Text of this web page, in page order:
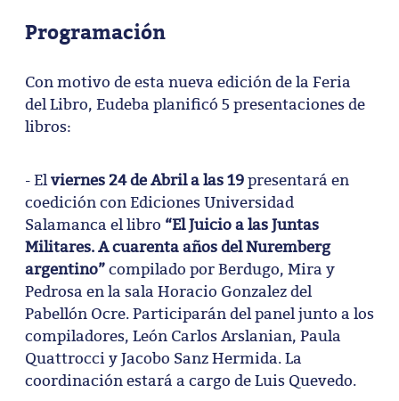
Programación
Con motivo de esta nueva edición de la Feria
del Libro, Eudeba planificó 5 presentaciones de
libros:
- Elviernes 24 de Abril a las 19presentará en
coedición con Ediciones Universidad
Salamanca el libro “El Juicio a las Juntas
Militares. A cuarenta años del Nuremberg
argentino”compilado por Berdugo, Mira y
Pedrosa en la sala Horacio Gonzalez del
Pabellón Ocre. Participarán del panel junto a los
compiladores, León Carlos Arslanian, Paula
Quattrocci y Jacobo Sanz Hermida. La
coordinación estará a cargo de Luis Quevedo.